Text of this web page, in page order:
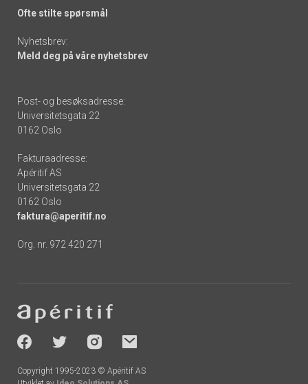
Ofte stilte spørsmål
Nyhetsbrev:
Meld deg på våre nyhetsbrev
Post- og besøksadresse:
Universitetsgata 22
0162 Oslo
Fakturaadresse:
Apéritif AS
Universitetsgata 22
0162 Oslo
faktura@aperitif.no
Org. nr. 972 420 271
-
socials
Copyright 1995-2023 © Apéritif AS